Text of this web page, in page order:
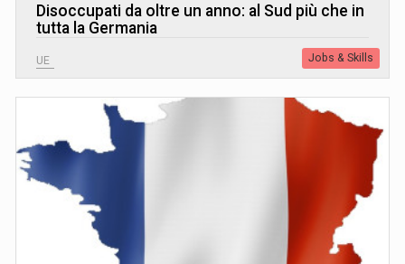
Disoccupati da oltre un anno: al Sud più che in
tutta la Germania
UE Jobs & Skills